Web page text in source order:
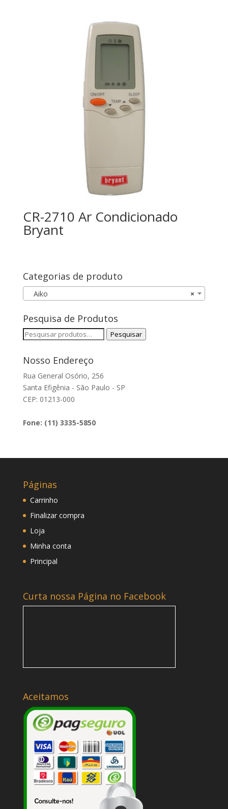
CR-2710 Ar Condicionado
Bryant
Categorias de produto
×
Aiko
Pesquisa de Produtos
Pesquisar
Pesquisar
Nosso Endereço
Rua General Osório, 256
Santa Efigênia - São Paulo - SP
CEP: 01213-000
Fone: (11) 3335-5850
Páginas
Carrinho
Finalizar compra
Loja
Minha conta
Principal
Curta nossa Página no Facebook
Aceitamos